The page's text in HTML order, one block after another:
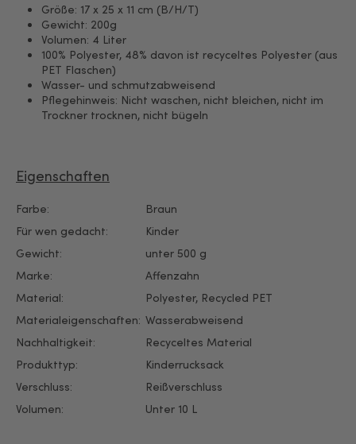
Größe: 17 x 25 x 11 cm (B/H/T)
Gewicht: 200g
Volumen: 4 Liter
100% Polyester, 48% davon ist recyceltes Polyester (aus
PET Flaschen)
Wasser- und schmutzabweisend
Pflegehinweis: Nicht waschen, nicht bleichen, nicht im
Trockner trocknen, nicht bügeln
Eigenschaften
Farbe:
Braun
Für wen gedacht:
Kinder
Gewicht:
unter 500 g
Marke:
Affenzahn
Material:
Polyester, Recycled PET
Materialeigenschaften: Wasserabweisend
Nachhaltigkeit:
Recyceltes Material
Produkttyp:
Kinderrucksack
Verschluss:
Reißverschluss
Volumen:
Unter 10 L